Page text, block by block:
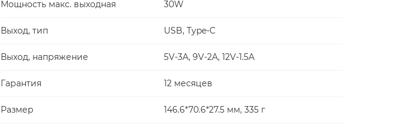
Мощность макс. выходная 30W
Выход, тип USB, Type-C
Выход, напряжение 5V-3A, 9V-2A, 12V-1.5A
Гарантия 12 месяцев
Размер 146.6*70.6*27.5 мм, 335 г